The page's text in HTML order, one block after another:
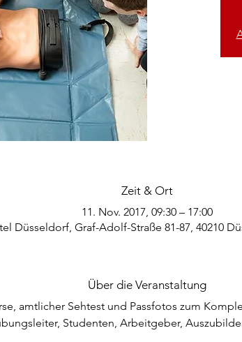
Zeit & Ort
11. Nov. 2017, 09:30 – 17:00
Düsseldorf, Graf-Adolf-Straße 81-87, 40210
Über die Veranstaltung
amtlicher Sehtest und Passfotos zum
Studenten, Arbeitgeber,